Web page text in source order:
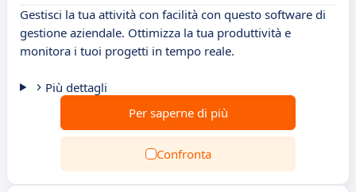
Gestisci la tua attività con facilità con questo software di
gestione aziendale. Ottimizza la tua produttività e
monitora i tuoi progetti in tempo reale.
Più dettagli
Per saperne di più
Confronta